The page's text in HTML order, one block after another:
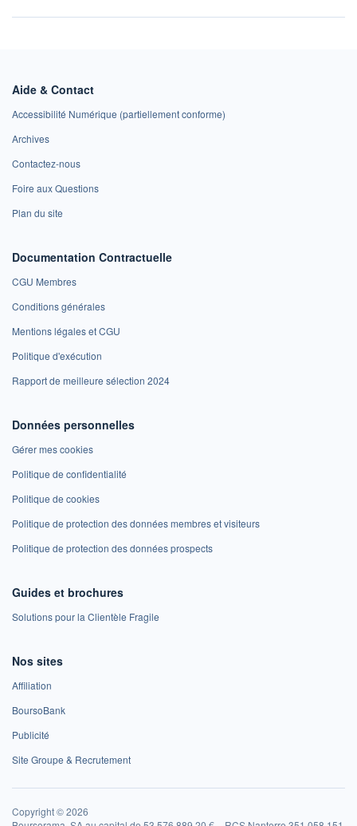
Aide & Contact
Accessibilité Numérique (partiellement conforme)
Archives
Contactez-nous
Foire aux Questions
Plan du site
Documentation Contractuelle
CGU Membres
Conditions générales
Mentions légales et CGU
Politique d'exécution
Rapport de meilleure sélection 2024
Données personnelles
Gérer mes cookies
Politique de confidentialité
Politique de cookies
Politique de protection des données membres et visiteurs
Politique de protection des données prospects
Guides et brochures
Solutions pour la Clientèle Fragile
Nos sites
Affiliation
BoursoBank
Publicité
Site Groupe & Recrutement
Copyright © 2026